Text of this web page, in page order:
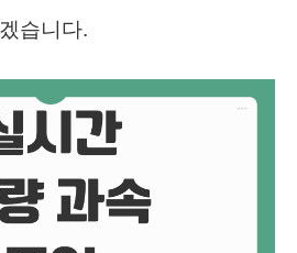
습니다.